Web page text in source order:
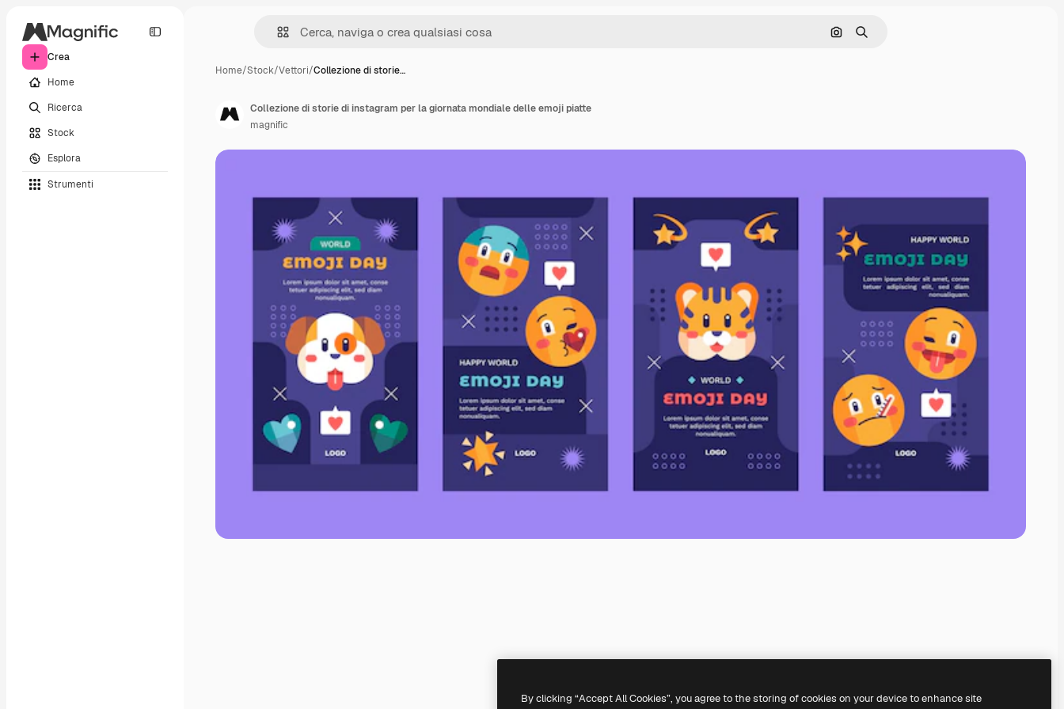
Crea
Home
Ricerca
Stock
Esplora
Strumenti
Cerca per immagine
Ricerca
Home/Stock/Vettori/Collezione di storie…
Collezione di storie di instagram per la giornata mondiale delle emoji piatte
magnific
By clicking “Accept All Cookies”, you agree to the storing of cookies on your device to enhance site